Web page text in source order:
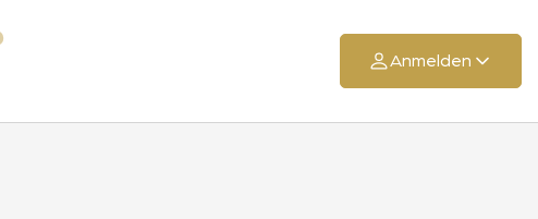
Anmelden